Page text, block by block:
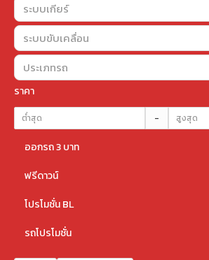
ระบบเกียร์
ระบบขับเคลื่อน
ประเภทรถ
ราคา
-
ออกรถ 3 บาท
ฟรีดาวน์
โปรโมชั่น BL
รถโปรโมชั่น